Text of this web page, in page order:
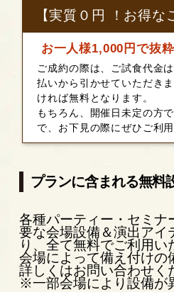
【実質０円 ！お得な
お一人様1,000円で抜
ご成約の際は、ご試食代金
払いから引かせていただき
ければ無料となります。
もちろん、開催日未定の方
で、お下見の際にぜひご利用
プランに含まれる無料
各種パーティー・セミナ
要な会場設備＆演出アイ
り、全て無料でご利用い
会場によって備え付けの
詳しくはお問い合わせく
※一部会場により設備が